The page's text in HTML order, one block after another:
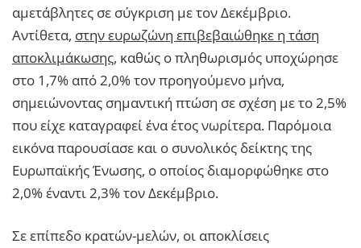
αμετάβλητες σε σύγκριση με τον Δεκέμβριο.
Αντίθετα, στην ευρωζώνη επιβεβαιώθηκε η τάση
αποκλιμάκωσης, καθώς ο πληθωρισμός υποχώρησε
στο 1,7% από 2,0% τον προηγούμενο μήνα,
σημειώνοντας σημαντική πτώση σε σχέση με το 2,5%
που είχε καταγραφεί ένα έτος νωρίτερα. Παρόμοια
εικόνα παρουσίασε και ο συνολικός δείκτης της
Ευρωπαϊκής Ένωσης, ο οποίος διαμορφώθηκε στο
2,0% έναντι 2,3% τον Δεκέμβριο.
Σε επίπεδο κρατών-μελών, οι αποκλίσεις